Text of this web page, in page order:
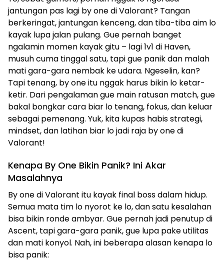
jantungan pas lagi by one di Valorant? Tangan
berkeringat, jantungan kenceng, dan tiba-tiba aim lo
kayak lupa jalan pulang. Gue pernah banget
ngalamin momen kayak gitu – lagi 1v1 di Haven,
musuh cuma tinggal satu, tapi gue panik dan malah
mati gara-gara nembak ke udara. Ngeselin, kan?
Tapi tenang, by one itu nggak harus bikin lo ketar-
ketir. Dari pengalaman gue main ratusan match, gue
bakal bongkar cara biar lo tenang, fokus, dan keluar
sebagai pemenang. Yuk, kita kupas habis strategi,
mindset, dan latihan biar lo jadi raja by one di
Valorant!
Kenapa By One Bikin Panik? Ini Akar
Masalahnya
By one di Valorant itu kayak final boss dalam hidup.
Semua mata tim lo nyorot ke lo, dan satu kesalahan
bisa bikin ronde ambyar. Gue pernah jadi penutup di
Ascent, tapi gara-gara panik, gue lupa pake utilitas
dan mati konyol. Nah, ini beberapa alasan kenapa lo
bisa panik: